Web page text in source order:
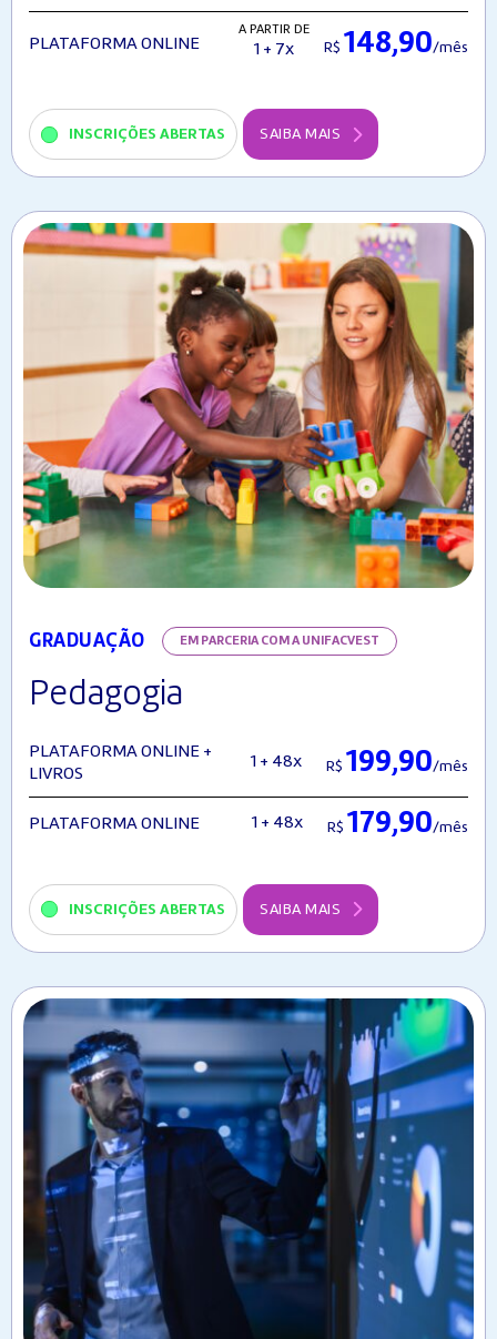
PLATAFORMA ONLINE
A PARTIR DE
1 + 7x R$ 148,90/mês
INSCRIÇÕES ABERTAS SAIBA MAIS
GRADUAÇÃO EM PARCERIA COM A UNIFACVEST
Pedagogia
PLATAFORMA ONLINE +
LIVROS
1 + 48x R$ 199,90/mês
PLATAFORMA ONLINE 1 + 48x R$ 179,90/mês
INSCRIÇÕES ABERTAS SAIBA MAIS